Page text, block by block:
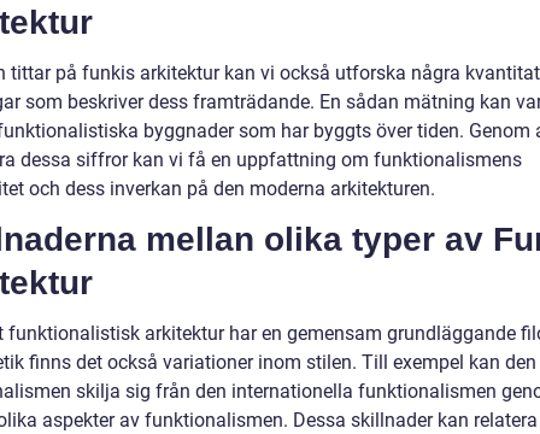
tittar på funkis arkitektur kan vi också utforska några
som beskriver dess framträdande. En sådan mätning kan
byggnader som har byggts över tiden. Genom
dessa siffror kan vi få en uppfattning om funktionalismens
och dess inverkan på den moderna arkitekturen.
mellan olika typer av
funktionalistisk arkitektur har en gemensam grundläggande
finns det också variationer inom stilen. Till exempel kan
skilja sig från den internationella funktionalismen
aspekter av funktionalismen. Dessa skillnader kan